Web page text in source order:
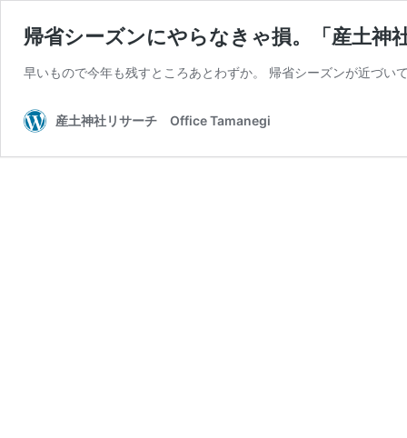
帰省シーズンにやらなきゃ損。「産土神
早いもので今年も残すところあとわずか。 帰省シーズンが近づ
産土神社リサーチ Office Tamanegi